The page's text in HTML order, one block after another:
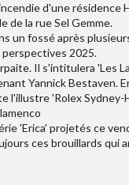
d'une résidence
de la rue Sel Gemme.
un fossé après
perspectives 2025.
Il s'intitulera 'Les
Yannick Bestaven.
l'illustre 'Rolex Sydney-
'Erica' projetés ce
ces brouillards qui